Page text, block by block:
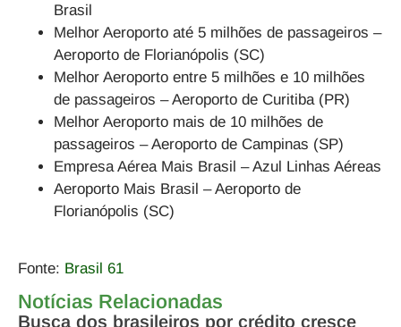
Brasil
Melhor Aeroporto até 5 milhões de passageiros –
Aeroporto de Florianópolis (SC)
Melhor Aeroporto entre 5 milhões e 10 milhões
de passageiros – Aeroporto de Curitiba (PR)
Melhor Aeroporto mais de 10 milhões de
passageiros – Aeroporto de Campinas (SP)
Empresa Aérea Mais Brasil – Azul Linhas Aéreas
Aeroporto Mais Brasil – Aeroporto de
Florianópolis (SC)
Fonte: Brasil 61
Notícias Relacionadas
Busca dos brasileiros por crédito cresce